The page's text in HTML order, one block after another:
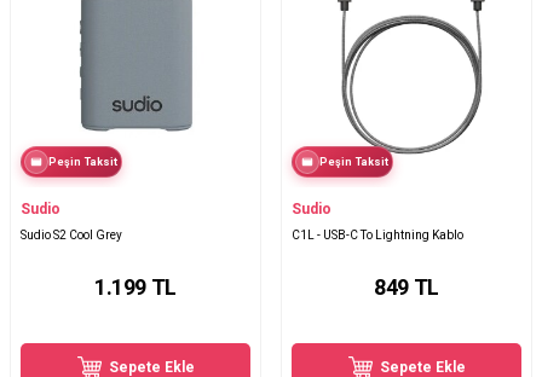
Peşin Taksit
Sudio
Sudio S2 Cool Grey
1.199 TL
Sepete Ekle
Peşin Taksit
Sudio
C1L - USB-C To Lightning Kablo
849 TL
Sepete Ekle